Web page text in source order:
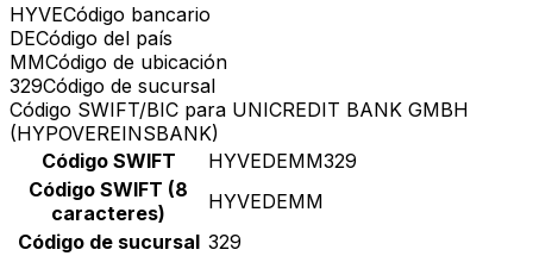
HYVECódigo bancario
DECódigo del país
MMCódigo de ubicación
329Código de sucursal
Código SWIFT/BIC para UNICREDIT BANK GMBH
(HYPOVEREINSBANK)
Código SWIFT
HYVEDEMM329
Código SWIFT (8
caracteres)
HYVEDEMM
Código de sucursal 329